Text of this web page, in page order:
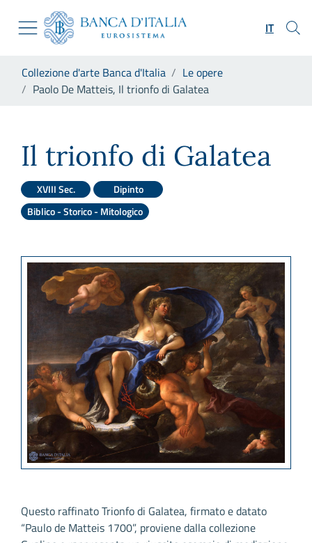
Skip to Main Content
Vai al sito istituzionale
Vai al menu di navigazione
Vai alla ricerca
Vai al footer
IT
Collezione d'arte Banca d'Italia
Le opere
Paolo De Matteis, Il trionfo di Galatea
Il trionfo di Galatea
XVIII Sec.
Dipinto
Biblico - Storico - Mitologico
Questo raffinato Trionfo di Galatea, firmato e datato
“Paulo de Matteis 1700”, proviene dalla collezione